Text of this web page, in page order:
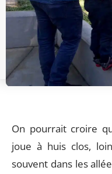
On pourrait croire
joue à huis clos,
souvent dans les